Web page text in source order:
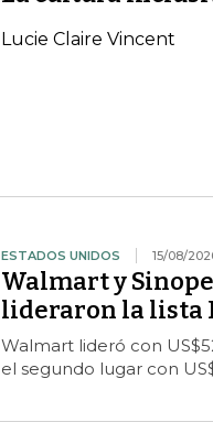
Lucie Claire Vincent
ESTADOS UNIDOS 15/08/
Walmart y
lideraron la lista
Walmart lideró con
el segundo lugar con